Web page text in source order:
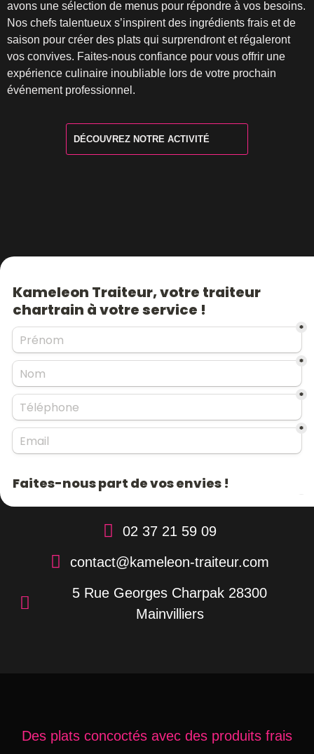
avons une sélection de menus pour répondre à vos besoins.
Nos chefs talentueux s’inspirent des ingrédients frais et de
saison pour créer des plats qui surprendront et régaleront
vos convives. Faites-nous confiance pour vous offrir une
expérience culinaire inoubliable lors de votre prochain
événement professionnel.
DÉCOUVREZ NOTRE ACTIVITÉ
02 37 21 59 09
contact@kameleon-traiteur.com
5 Rue Georges Charpak 28300
Mainvilliers
Des plats concoctés avec des produits frais